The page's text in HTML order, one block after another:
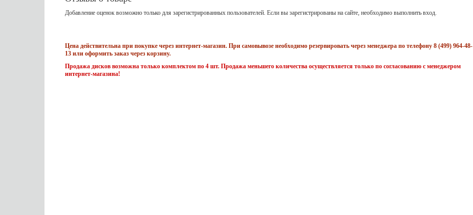
Добавление оценок возможно только для зарегистрированных пользователей. Если вы зарегистрированы на сайте, необходимо выполнить вход.
Цена действительна при покупке через интернет-магазин. При самовывозе необходимо резервировать через менеджера по телефону 8 (499) 964-48-
13 или оформить заказ через корзину.
Продажа дисков возможна только комплектом по 4 шт. Продажа меньшего количества осуществляется только по согласованию с менеджером
интернет-магазина!